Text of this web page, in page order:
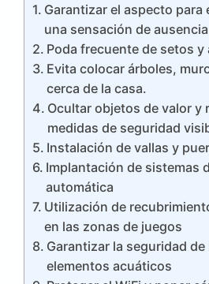
Garantizar el aspecto
una sensación de ausencia
Poda frecuente de setos y
Evita colocar árboles,
cerca de la casa.
Ocultar objetos de valor y
medidas de seguridad
Instalación de vallas y
Implantación de sistemas
automática
Utilización de
en las zonas de juegos
Garantizar la seguridad
elementos acuáticos